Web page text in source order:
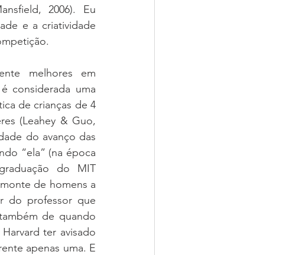
2006). Eu
e a criatividade
melhores em
considerada uma
de crianças de 4
(Leahey & Guo,
do avanço das
“ela” (na época
do MIT
de homens a
do professor que
de quando
ter avisado
apenas uma. E